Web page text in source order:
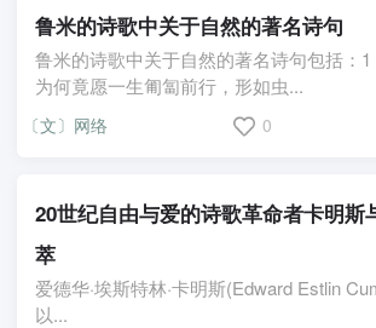
鲁米的诗歌中关于自然的著名诗句
鲁米的诗歌中关于自然的著名诗句包括：1
为何竟愿一生匍匐前行，形如虫...
〔文〕网络 0
20世纪自由与爱的诗歌革命者卡明斯
萃
爱德华·埃斯特林·卡明斯(Edward Estlin
以...